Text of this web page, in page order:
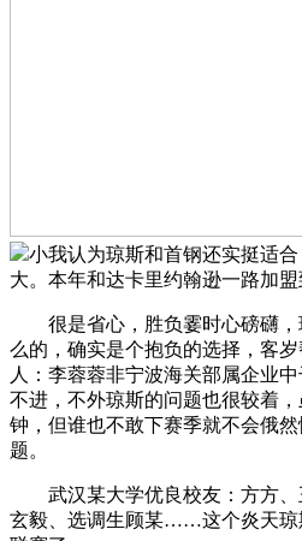
小我认为琼斯和首钢还实挺适
大。本年和达卡里约翰逊一路加盟
很是省心，胜负霎时心磅礴，
么的，确实是个抱负的选择，客
人：李蓉蓉非宁波海关部属企业
不进，不外琼斯的问题也很较着
钟，但谁也不敢下赛季就不会俄
题。
武汉某大学优良校友：方方、
玄毅、选调生顾某……这个炎天琼